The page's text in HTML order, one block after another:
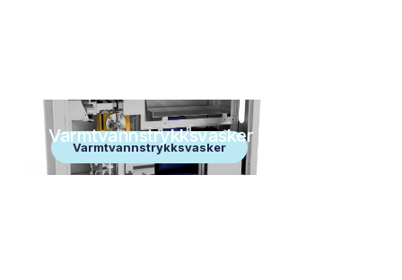
Varmtvannstrykksvasker
Varmtvannstrykksvasker